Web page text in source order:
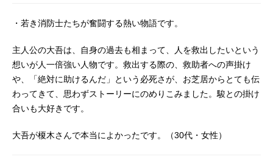
を目指す中村雪。特別救助隊（通
官が出会う時、救国の物語が動き出
す。彼らが立ち向かう相手は、“国
難”――日本の危機!!︎作品名め組の大
吾救国のオレンジ放送形態TVアニメ
テレビ・日本テレビほか話数全23話
・若き消防士たちが奮闘する熱い物語です。
主人公の大吾は、自身の過去も相まって、人を救出したいという
想いが人一倍強い人物です。救出する際の、救助者への声掛け
や、「絶対に助けるんだ」という必死さが、お芝居からとても伝
わってきて、思わずストーリーにのめりこみました。駿との掛け
合いも大好きです。
大吾が榎木さんで本当によかったです。（30代・女性）